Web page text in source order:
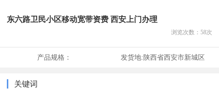
东六路卫民小区移动宽带资费 西安上门办理
浏览次数： 58次
产品规格： 发货地:陕西省西安市新城区
关键词